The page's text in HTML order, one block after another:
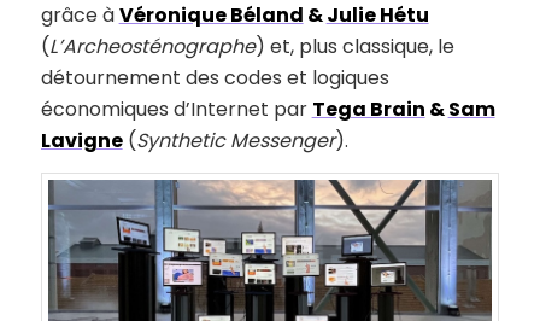
grâce àVéronique Béland &Julie Hétu
(L’Archeosténographe) et, plus classique, le
détournement des codes et logiques
économiques d’Internet par Tega Brain &Sam
Lavigne(Synthetic Messenger).